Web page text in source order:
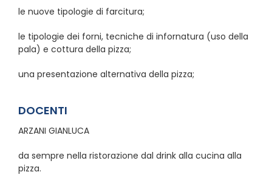
le nuove tipologie di farcitura;
le tipologie dei forni, tecniche di infornatura (uso della
pala) e cottura della pizza;
una presentazione alternativa della pizza;
DOCENTI
ARZANI GIANLUCA
da sempre nella ristorazione dal drink alla cucina alla
pizza.